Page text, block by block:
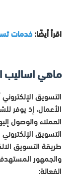
اقرأ أيضًا: خدمات
ماهي اساليب
التسويق
الأعمال، إذ يوفر
العملاء والوصول
التسويق الإلكتروني
طريقة التسويق
والجمهور
الفعالة: